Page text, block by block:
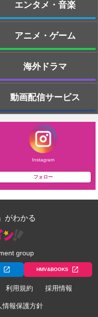
エンタメ・音楽
アニメ・ゲーム
海外ドラマ
動画配信サービス
Instagram
フォロー
がわかる
group
HMV&BOOKS
利用規約 採用情報
情報保護方針